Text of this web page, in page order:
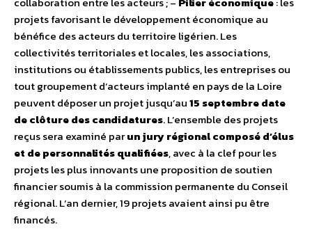
projets favorisant le développement économique au
bénéfice des acteurs du territoire ligérien. Les
collectivités territoriales et locales, les associations,
institutions ou établissements publics, les entreprises ou
tout groupement d’acteurs implanté en pays de la Loire
peuvent déposer un projet jusqu’au15 septembre date
de clôture des candidatures. L’ensemble des projets
reçus sera examiné parun jury régional composé d’élus
et de personnalités qualifiées, avec à la clef pour les
projets les plus innovants une proposition de soutien
financier soumis à la commission permanente du Conseil
régional. L’an dernier, 19 projets avaient ainsi pu être
financés.